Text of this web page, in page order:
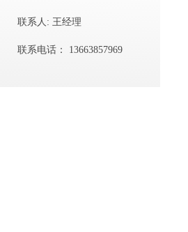
联系人: 王经理
联系电话： 13663857969